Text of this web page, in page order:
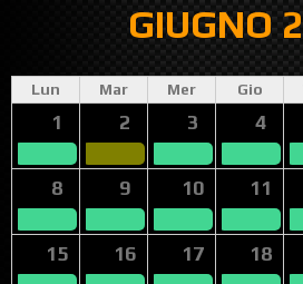
GIUGNO
Lun Mar Mer Gio
1 2 3 4
8 9 10 11
15 16 17 18